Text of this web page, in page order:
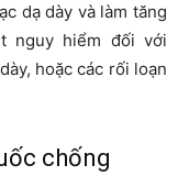
dạ dày và làm tăng
nguy hiểm đối với
hoặc các rối loạn
chống